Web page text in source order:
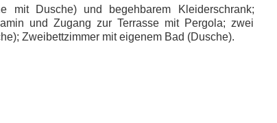
mit Dusche) und begehbarem Kleiderschrank;
und Zugang zur Terrasse mit Pergola; zwei
Zweibettzimmer mit eigenem Bad (Dusche).